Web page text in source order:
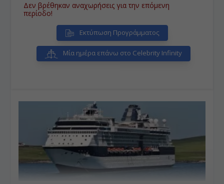
Δεν βρέθηκαν αναχωρήσεις για την επόμενη
περίοδο!
Εκτύπωση Προγράμματος
Μία ημέρα επάνω στο Celebrity Infinity